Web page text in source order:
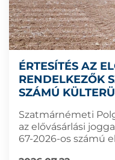
ÉRTESÍTÉS AZ
RENDELKEZŐK
SZÁMÚ
Szatmárnémeti
az elővásárlási
67-2026-os számú